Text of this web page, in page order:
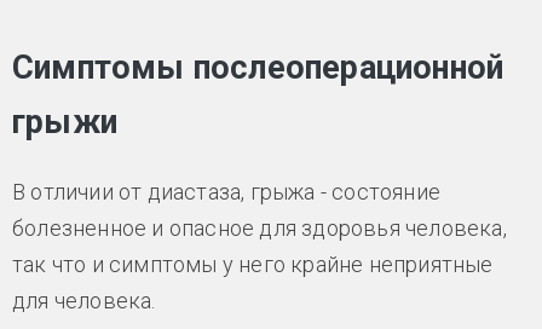
Симптомы послеоперационной
грыжи
В отличии от диастаза, грыжа - состояние
болезненное и опасное для здоровья человека,
так что и симптомы у него крайне неприятные
для человека.